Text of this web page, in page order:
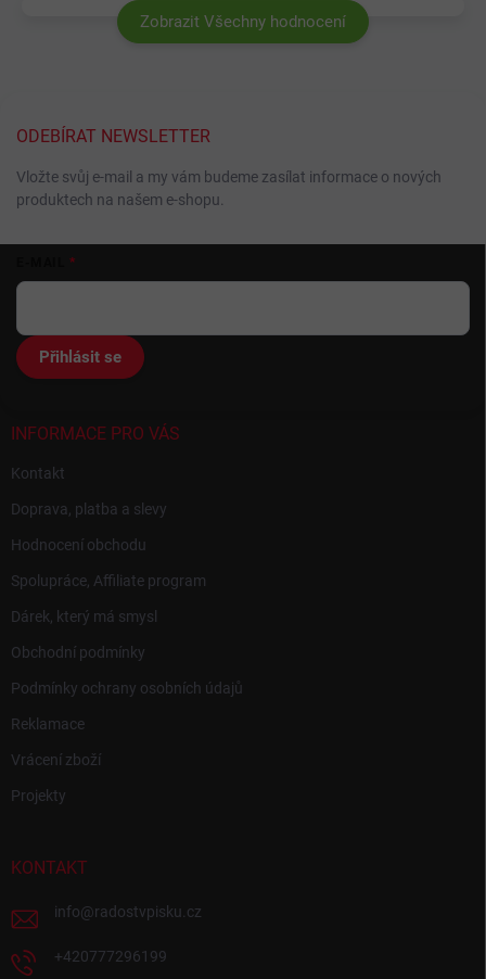
Zobrazit Všechny hodnocení
ODEBÍRAT NEWSLETTER
Vložte svůj e-mail a my vám budeme zasílat informace o nových
produktech na našem e-shopu.
Přihlásit se
INFORMACE PRO VÁS
Kontakt
Doprava, platba a slevy
Hodnocení obchodu
Spolupráce, Affiliate program
Dárek, který má smysl
Obchodní podmínky
Podmínky ochrany osobních údajů
Reklamace
Vrácení zboží
Projekty
KONTAKT
info@radostvpisku.cz
+420777296199